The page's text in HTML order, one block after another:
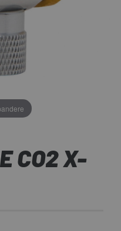
CO2 X-